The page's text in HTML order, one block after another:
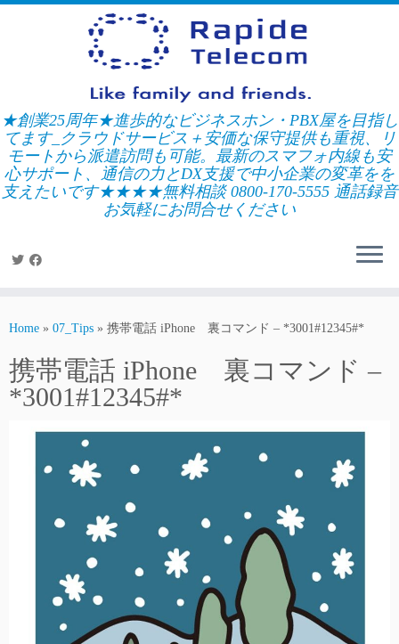
Skip
★創業25周年★進歩的なビジネスホン・PBX屋を目指し
てます_クラウドサービス＋安価な保守提供も重視、リ
モートから派遣訪問も可能。最新のスマフォ内線も安
心サポート、通信の力とDX支援で中小企業の変革をを
支えたいです★★★★無料相談 0800-170-5555 通話録音
お気軽にお問合せください
Home » 07_Tips » 携帯電話 iPhone 裏コマンド – *3001#12345#*
携帯電話 iPhone 裏コマンド –
*3001#12345#*